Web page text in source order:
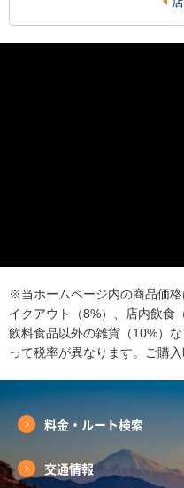
※当ホームページ内の商品価
イクアウト（8%）、店内飲食
飲料食品以外の雑貨（10%）
って税率が異なります。ご購
料金・ルート検索
交通情報